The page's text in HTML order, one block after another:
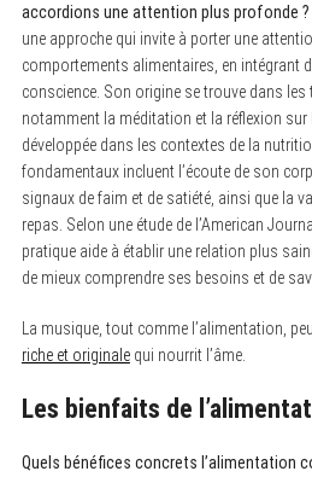
accordions une attention plus profonde ?
une approche qui invite à porter une
comportements alimentaires, en intégrant
conscience. Son origine se trouve dans
notamment la méditation et la réflexion sur
développée dans les contextes de la
fondamentaux incluent l’écoute de son
signaux de faim et de satiété, ainsi que la
repas. Selon une étude de l’American
pratique aide à établir une relation plus
de mieux comprendre ses besoins et de
La musique, tout comme l’alimentation,
riche et originalequi nourrit l’âme.
Les bienfaits de
Quels bénéfices concrets l’alimentation